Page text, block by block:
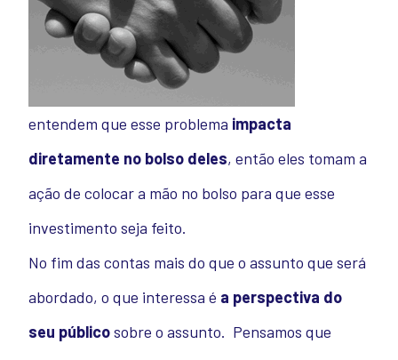
entendem que esse problema impacta
diretamente no bolso deles, então eles tomam a
ação de colocar a mão no bolso para que esse
investimento seja feito.
No fim das contas mais do que o assunto que será
abordado, o que interessa é a perspectiva do
seu públicosobre o assunto. Pensamos que